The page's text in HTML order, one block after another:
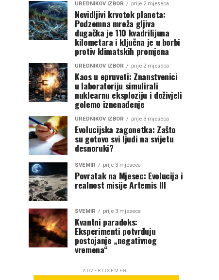
UREDNIKOV IZBOR prije 2 mjeseca
Nevidljivi krvotok planeta:
Podzemna mreža gljiva
dugačka je 110 kvadrilijuna
kilometara i ključna je u borbi
protiv klimatskih promjena
UREDNIKOV IZBOR prije 2 mjeseca
Kaos u epruveti: Znanstvenici
u laboratoriju simulirali
nuklearnu eksploziju i doživjeli
golemo iznenađenje
UREDNIKOV IZBOR prije 3 mjeseca
Evolucijska zagonetka: Zašto
su gotovo svi ljudi na svijetu
desnoruki?
SVEMIR prije 3 mjeseca
Povratak na Mjesec: Evolucija i
realnost misije Artemis III
SVEMIR prije 3 mjeseca
Kvantni paradoks:
Eksperimenti potvrđuju
postojanje „negativnog
vremena“
ADVERTISEMENT